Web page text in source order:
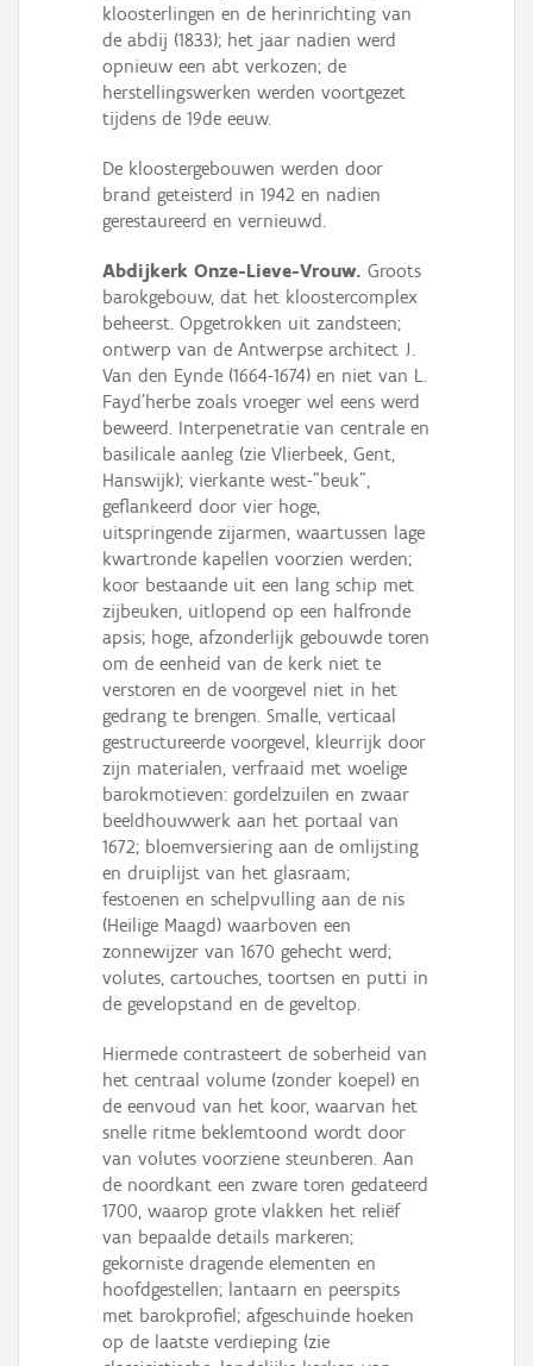
kloosterlingen en de herinrichting van
de abdij (1833); het jaar nadien werd
opnieuw een abt verkozen; de
herstellingswerken werden voortgezet
tijdens de 19de eeuw.
De kloostergebouwen werden door
brand geteisterd in 1942 en nadien
gerestaureerd en vernieuwd.
Abdijkerk Onze-Lieve-Vrouw. Groots
barokgebouw, dat het kloostercomplex
beheerst. Opgetrokken uit zandsteen;
ontwerp van de Antwerpse architect J.
Van den Eynde (1664-1674) en niet van L.
Fayd'herbe zoals vroeger wel eens werd
beweerd. Interpenetratie van centrale en
basilicale aanleg (zie Vlierbeek, Gent,
Hanswijk); vierkante west-"beuk",
geflankeerd door vier hoge,
uitspringende zijarmen, waartussen lage
kwartronde kapellen voorzien werden;
koor bestaande uit een lang schip met
zijbeuken, uitlopend op een halfronde
apsis; hoge, afzonderlijk gebouwde toren
om de eenheid van de kerk niet te
verstoren en de voorgevel niet in het
gedrang te brengen. Smalle, verticaal
gestructureerde voorgevel, kleurrijk door
zijn materialen, verfraaid met woelige
barokmotieven: gordelzuilen en zwaar
beeldhouwwerk aan het portaal van
1672; bloemversiering aan de omlijsting
en druiplijst van het glasraam;
festoenen en schelpvulling aan de nis
(Heilige Maagd) waarboven een
zonnewijzer van 1670 gehecht werd;
volutes, cartouches, toortsen en putti in
de gevelopstand en de geveltop.
Hiermede contrasteert de soberheid van
het centraal volume (zonder koepel) en
de eenvoud van het koor, waarvan het
snelle ritme beklemtoond wordt door
van volutes voorziene steunberen. Aan
de noordkant een zware toren gedateerd
1700, waarop grote vlakken het reliëf
van bepaalde details markeren;
gekorniste dragende elementen en
hoofdgestellen; lantaarn en peerspits
met barokprofiel; afgeschuinde hoeken
op de laatste verdieping (zie